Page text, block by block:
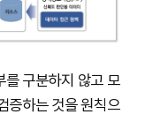
구분하지 않고 모
증하는 것을 원칙으